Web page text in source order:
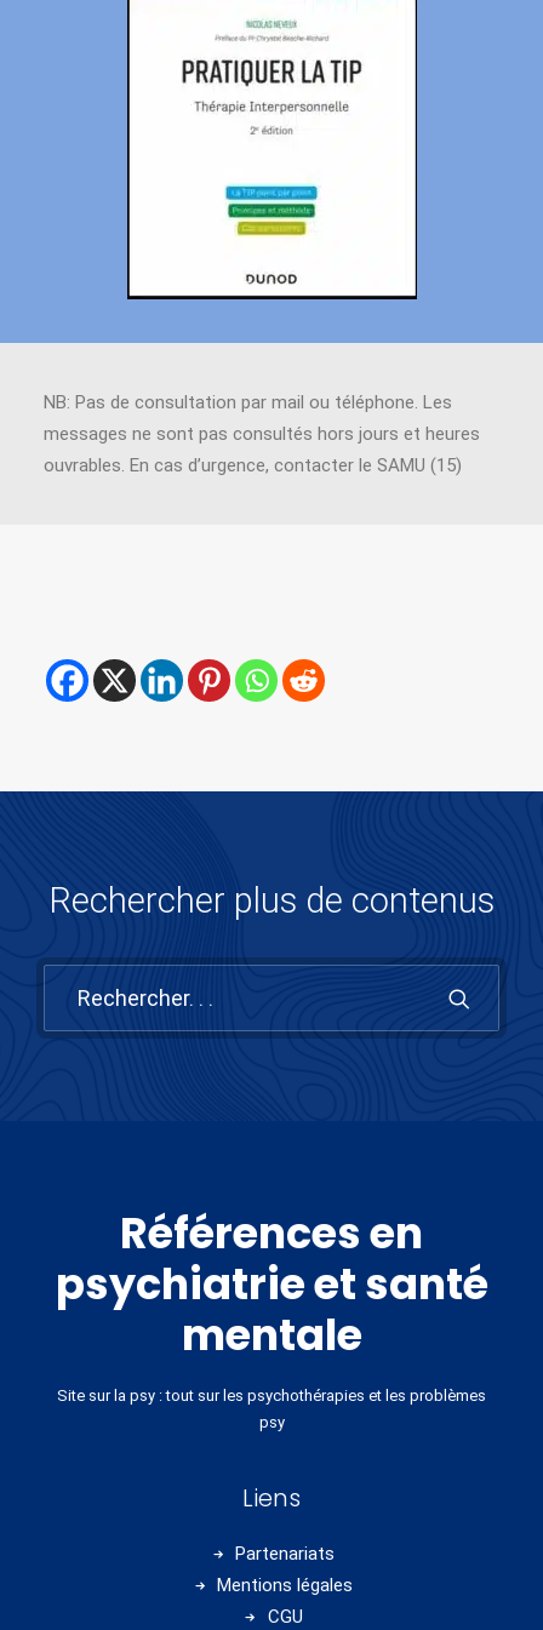
NB: Pas de consultation par mail ou téléphone. Les
messages ne sont pas consultés hors jours et heures
ouvrables. En cas d’urgence, contacter le SAMU (15)
Rechercher plus de contenus
Références en
psychiatrie et santé
mentale
Site sur la psy : tout sur les psychothérapies et les problèmes
psy
Liens
Partenariats
Mentions légales
CGU